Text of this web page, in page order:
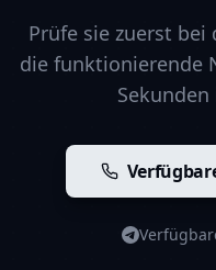
Prüfe sie zuerst
die funktionierende